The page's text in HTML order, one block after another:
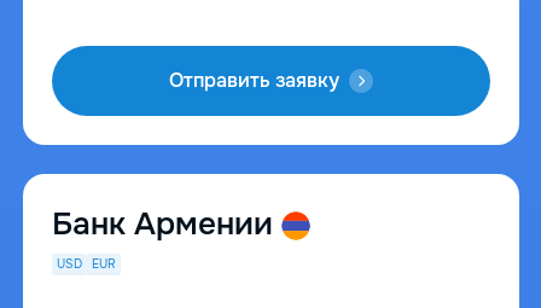
Отправить заявку
Банк Армении
USD EUR